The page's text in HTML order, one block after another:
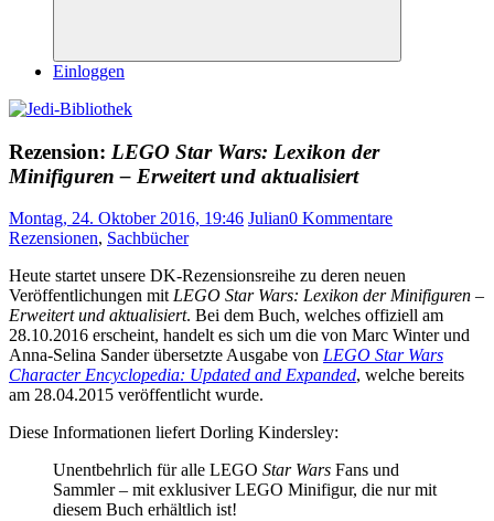
Suchen
Einloggen
Rezension: LEGO Star Wars: Lexikon der
Minifiguren – Erweitert und aktualisiert
Montag, 24. Oktober 2016, 19:46 Julian0 Kommentare
Rezensionen, Sachbücher
Heute startet unsere DK-Rezensionsreihe zu deren neuen
Veröffentlichungen mitLEGO Star Wars: Lexikon der Minifiguren –
Erweitert und aktualisiert. Bei dem Buch, welches offiziell am
28.10.2016 erscheint, handelt es sich um die von Marc Winter und
Anna-Selina Sander übersetzte Ausgabe von LEGO Star Wars
Character Encyclopedia: Updated and Expanded, welche bereits
am 28.04.2015 veröffentlicht wurde.
Diese Informationen liefert Dorling Kindersley:
Unentbehrlich für alle LEGO Star Wars Fans und
Sammler – mit exklusiver LEGO Minifigur, die nur mit
diesem Buch erhältlich ist!